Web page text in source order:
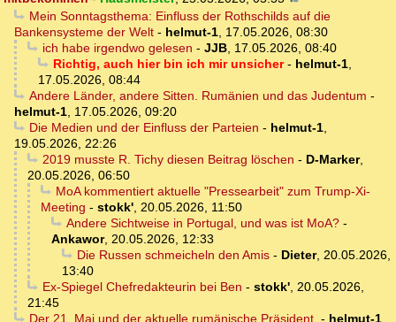
Mein Sonntagsthema: Einfluss der Rothschilds auf die
Bankensysteme der Welt - helmut-1, 17.05.2026, 08:30
ich habe irgendwo gelesen - JJB, 17.05.2026, 08:40
Richtig, auch hier bin ich mir unsicher- helmut-1,
17.05.2026, 08:44
Andere Länder, andere Sitten. Rumänien und das Judentum -
helmut-1, 17.05.2026, 09:20
Die Medien und der Einfluss der Parteien - helmut-1,
19.05.2026, 22:26
2019 musste R. Tichy diesen Beitrag löschen - D-Marker,
20.05.2026, 06:50
MoA kommentiert aktuelle "Pressearbeit" zum Trump-Xi-
Meeting - stokk', 20.05.2026, 11:50
Andere Sichtweise in Portugal, und was ist MoA?-
Ankawor, 20.05.2026, 12:33
Die Russen schmeicheln den Amis- Dieter, 20.05.2026,
13:40
Ex-Spiegel Chefredakteurin bei Ben - stokk', 20.05.2026,
21:45
Der 21. Mai und der aktuelle rumänische Präsident. - helmut-1,